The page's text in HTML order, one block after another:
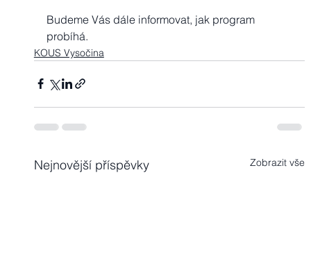
Budeme Vás dále informovat, jak program
probíhá.
KOUS Vysočina
Nejnovější příspěvky Zobrazit vše